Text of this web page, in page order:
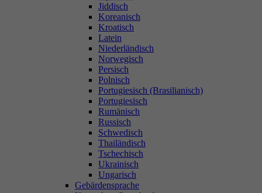
Jiddisch
Koreanisch
Kroatisch
Latein
Niederländisch
Norwegisch
Persisch
Polnisch
Portugiesisch (Brasilianisch)
Portugiesisch
Rumänisch
Russisch
Schwedisch
Thailändisch
Tschechisch
Ukrainisch
Ungarisch
Gebärdensprache